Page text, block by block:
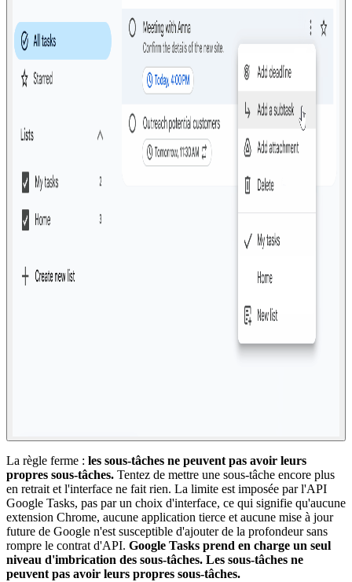
La règle ferme : les sous-tâches ne peuvent pas avoir leurs
propres sous-tâches. Tentez de mettre une sous-tâche encore plus
en retrait et l'interface ne fait rien. La limite est imposée par l'API
Google Tasks, pas par un choix d'interface, ce qui signifie qu'aucune
extension Chrome, aucune application tierce et aucune mise à jour
future de Google n'est susceptible d'ajouter de la profondeur sans
rompre le contrat d'API. Google Tasks prend en charge un seul
niveau d'imbrication des sous-tâches. Les sous-tâches ne
peuvent pas avoir leurs propres sous-tâches.